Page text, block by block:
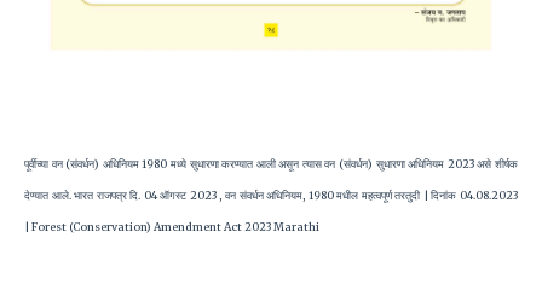
पूर्वीच्या वन (संवर्धन) अधिनियम 1980 मध्ये सुधारणा करण्यात आली असून त्यास वन (संवर्धन) सुधारणा अधिनियम 2023 असे शीर्षक
देण्यात आले. भारत राजपत्र दि. 04 ऑगस्ट 2023 , वन संवर्धन अधिनियम, 1980 मधील महत्वपूर्ण तरतुदी | दिनांक 04.08.2023
| Forest (Conservation) Amendment Act 2023 Marathi